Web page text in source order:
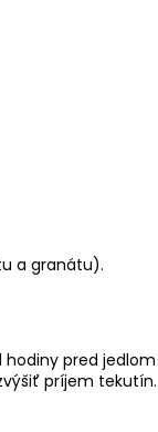
a granátu).
hodiny pred
príjem